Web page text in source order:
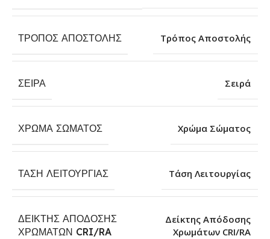
ΤΡΌΠΟΣ ΑΠΟΣΤΟΛΉΣ Τρόπος Αποστολής
ΣΕΙΡΆ Σειρά
ΧΡΏΜΑ ΣΏΜΑΤΟΣ Χρώμα Σώματος
ΤΆΣΗ ΛΕΙΤΟΥΡΓΊΑΣ Τάση Λειτουργίας
ΔΕΊΚΤΗΣ ΑΠΌΔΟΣΗΣ
ΧΡΩΜΆΤΩΝ CRI/RA
Δείκτης Απόδοσης
Χρωμάτων CRI/RA